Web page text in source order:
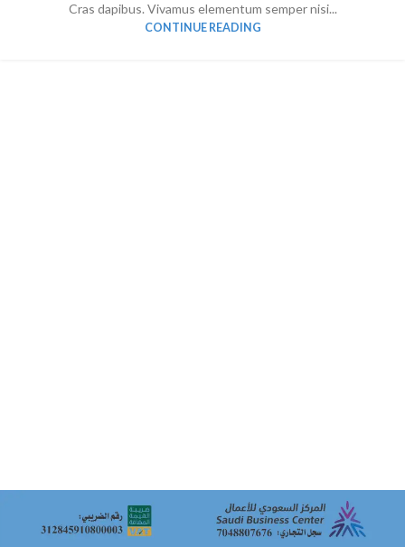
Cras dapibus. Vivamus elementum semper nisi...
CONTINUE READING